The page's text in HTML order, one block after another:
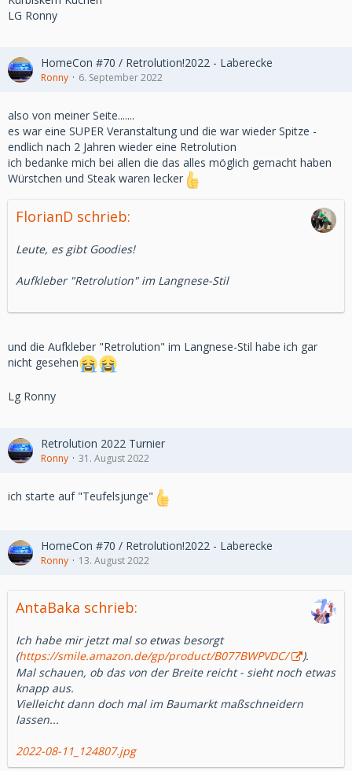
LG Ronny
HomeCon #70 / Retrolution!2022 - Laberecke
Ronny 6. September 2022
also von meiner Seite.......
es war eine SUPER Veranstaltung und die war wieder Spitze -
endlich nach 2 Jahren wieder eine Retrolution
ich bedanke mich bei allen die das alles möglich gemacht haben
Würstchen und Steak waren lecker
FlorianD schrieb:
Leute, es gibt Goodies!
Aufkleber "Retrolution" im Langnese-Stil
und die Aufkleber "Retrolution" im Langnese-Stil habe ich gar
nicht gesehen
Lg Ronny
Retrolution 2022 Turnier
Ronny 31. August 2022
ich starte auf "Teufelsjunge"
HomeCon #70 / Retrolution!2022 - Laberecke
Ronny 13. August 2022
AntaBaka schrieb:
Ich habe mir jetzt mal so etwas besorgt
(https://smile.amazon.de/gp/product/B077BWPVDC/
).
Mal schauen, ob das von der Breite reicht - sieht noch etwas
knapp aus.
Vielleicht dann doch mal im Baumarkt maßschneidern
lassen...
2022-08-11_124807.jpg